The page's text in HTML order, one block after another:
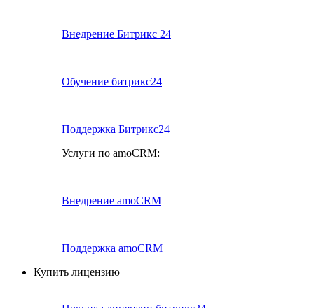
Внедрение Битрикс 24
Обучение битрикс24
Поддержка Битрикс24
Услуги по amoCRM:
Внедрение amoCRM
Поддержка amoCRM
Купить лицензию